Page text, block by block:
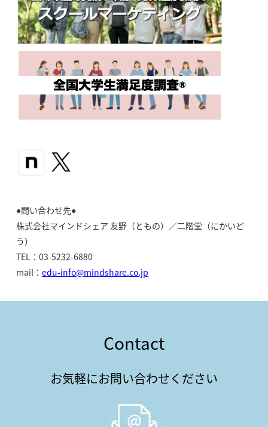
●問い合わせ先●
株式会社マインドシェア 友野（ともの）／二階堂（にかいど
う）
TEL：03-5232-6880
mail： edu-info@mindshare.co.jp
Contact
お気軽にお問い合わせください